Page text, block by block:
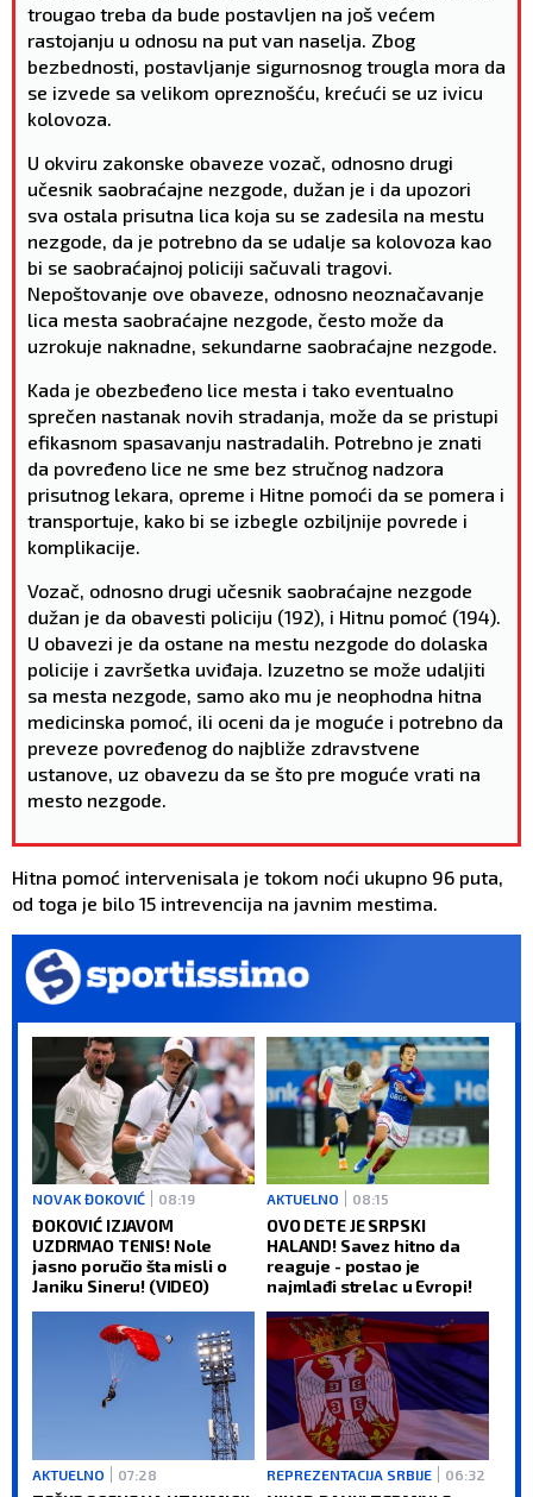
trougao treba da bude postavljen na još većem
rastojanju u odnosu na put van naselja. Zbog
bezbednosti, postavljanje sigurnosnog trougla mora da
se izvede sa velikom opreznošću, krećući se uz ivicu
kolovoza.
U okviru zakonske obaveze vozač, odnosno drugi
učesnik saobraćajne nezgode, dužan je i da upozori
sva ostala prisutna lica koja su se zadesila na mestu
nezgode, da je potrebno da se udalje sa kolovoza kao
bi se saobraćajnoj policiji sačuvali tragovi.
Nepoštovanje ove obaveze, odnosno neoznačavanje
lica mesta saobraćajne nezgode, često može da
uzrokuje naknadne, sekundarne saobraćajne nezgode.
Kada je obezbeđeno lice mesta i tako eventualno
sprečen nastanak novih stradanja, može da se pristupi
efikasnom spasavanju nastradalih. Potrebno je znati
da povređeno lice ne sme bez stručnog nadzora
prisutnog lekara, opreme i Hitne pomoći da se pomera i
transportuje, kako bi se izbegle ozbiljnije povrede i
komplikacije.
Vozač, odnosno drugi učesnik saobraćajne nezgode
dužan je da obavesti policiju (192), i Hitnu pomoć (194).
U obavezi je da ostane na mestu nezgode do dolaska
policije i završetka uviđaja. Izuzetno se može udaljiti
sa mesta nezgode, samo ako mu je neophodna hitna
medicinska pomoć, ili oceni da je moguće i potrebno da
preveze povređenog do najbliže zdravstvene
ustanove, uz obavezu da se što pre moguće vrati na
mesto nezgode.
Hitna pomoć intervenisala je tokom noći ukupno 96 puta,
od toga je bilo 15 intrevencija na javnim mestima.
NOVAK ĐOKOVIĆ 08:19
ĐOKOVIĆ IZJAVOM
UZDRMAO TENIS! Nole
jasno poručio šta misli o
Janiku Sineru! (VIDEO)
AKTUELNO 08:15
OVO DETE JE SRPSKI
HALAND! Savez hitno da
reaguje - postao je
najmlađi strelac u Evropi!
AKTUELNO 07:28 REPREZENTACIJA SRBIJE 06:32